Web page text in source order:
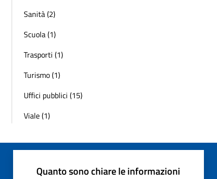
Sanità (2)
Scuola (1)
Trasporti (1)
Turismo (1)
Uffici pubblici (15)
Viale (1)
Quanto sono chiare le informazioni